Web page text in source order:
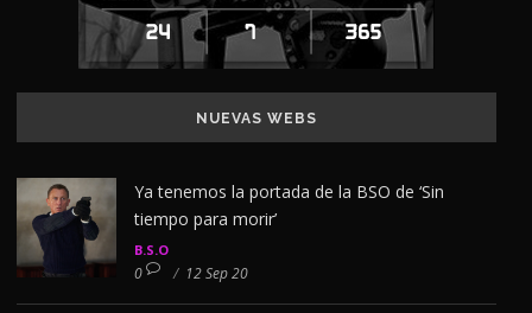
NUEVAS WEBS
Ya tenemos la portada de la BSO de ‘Sin
tiempo para morir’
B.S.O
0 / 12 Sep 20